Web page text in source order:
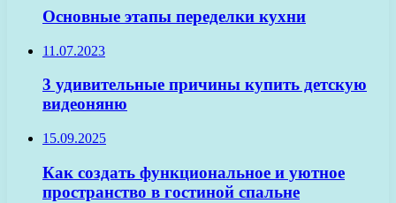
Основные этапы переделки кухни
11.07.2023
3 удивительные причины купить детскую
видеоняню
15.09.2025
Как создать функциональное и уютное
пространство в гостиной спальне